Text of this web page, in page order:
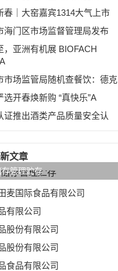
春｜大窑嘉宾1314大气上市
海门区市场监督管理局发布
，亚洲有机展 BIOFACH
市场监管局随机查餐饮：德克
选开春焕新购 “真快乐”A
证推出酒类产品质量安全认
文章
管理贮存
麦国际食品有限公司
有限公司
股份有限公司
股份有限公司
食品有限公司